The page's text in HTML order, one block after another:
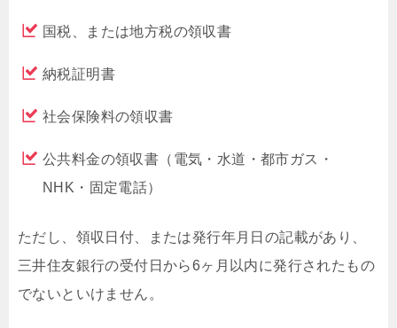
国税、または地方税の領収書
納税証明書
社会保険料の領収書
公共料金の領収書（電気・水道・都市ガス・
NHK・固定電話）
ただし、領収日付、または発行年月日の記載があり、
三井住友銀行の受付日から6ヶ月以内に発行されたもの
でないといけません。